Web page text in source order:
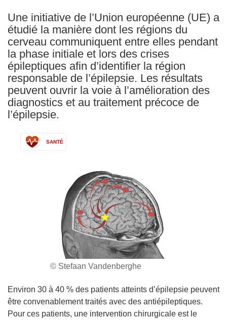
Une initiative de l’Union européenne (UE) a
étudié la manière dont les régions du
cerveau communiquent entre elles pendant
la phase initiale et lors des crises
épileptiques afin d’identifier la région
responsable de l’épilepsie. Les résultats
peuvent ouvrir la voie à l’amélioration des
diagnostics et au traitement précoce de
l’épilepsie.
SANTÉ
© Stefaan Vandenberghe
Environ 30 à 40 % des patients atteints d’épilepsie peuvent
être convenablement traités avec des antiépileptiques.
Pour ces patients, une intervention chirurgicale est le